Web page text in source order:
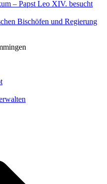
– Papst Leo XIV. besucht
Bischöfen und Regierung